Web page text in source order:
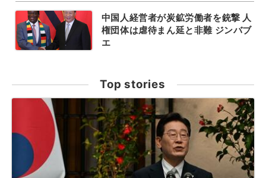
中国人経営者が炭鉱労働者を銃撃 人
権団体は虐待まん延と非難 ジンバブ
エ
Top stories